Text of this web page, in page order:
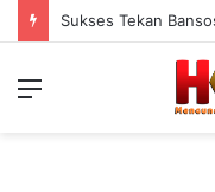
Menu